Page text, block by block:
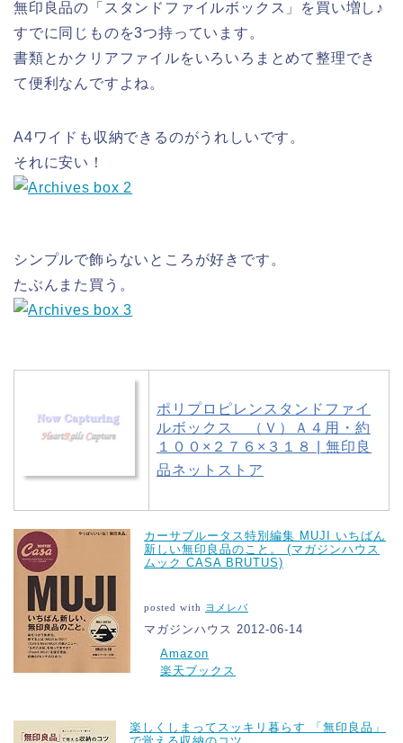
無印良品の「スタンドファイルボックス」を買い増し♪
すでに同じものを3つ持っています。
書類とかクリアファイルをいろいろまとめて整理でき
て便利なんですよね。
A4ワイドも収納できるのがうれしいです。
それに安い！
シンプルで飾らないところが好きです。
たぶんまた買う。
ポリプロピレンスタンドファイ
ルボックス （Ｖ）Ａ４用・約
１００×２７６×３１８ | 無印良
品ネットストア
カーサブルータス特別編集 MUJI いちばん
新しい無印良品のこと。 (マガジンハウス
ムック CASA BRUTUS)
posted with ヨメレバ
マガジンハウス 2012-06-14
Amazon
楽天ブックス
楽しくしまってスッキリ暮らす 「無印良品」